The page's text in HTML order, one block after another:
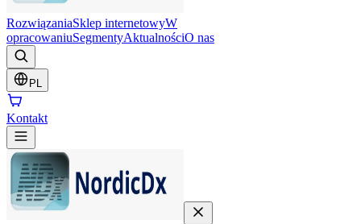
RozwiązaniaSklep internetowyW
opracowaniuSegmentyAktualnościO nas
PL
Kontakt